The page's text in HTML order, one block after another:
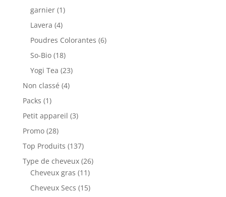
garnier (1)
Lavera (4)
Poudres Colorantes (6)
So-Bio (18)
Yogi Tea (23)
Non classé (4)
Packs (1)
Petit appareil (3)
Promo (28)
Top Produits (137)
Type de cheveux (26)
Cheveux gras (11)
Cheveux Secs (15)